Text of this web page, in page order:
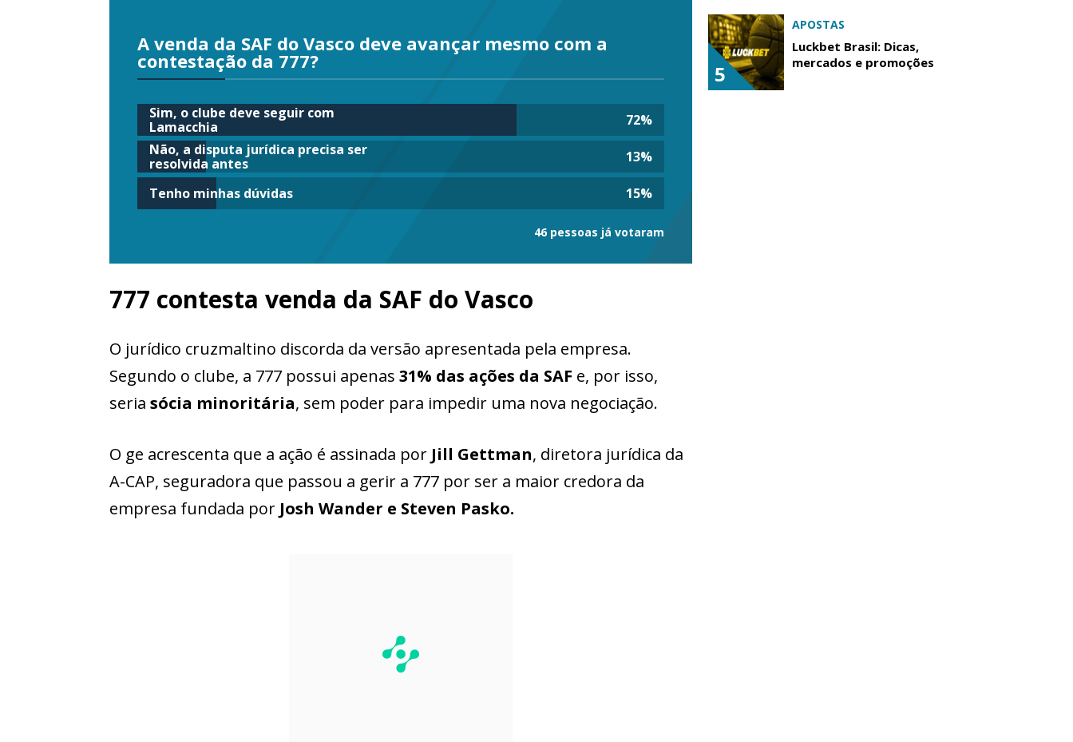
A venda da SAF do Vasco deve avançar mesmo com a
contestação da 777?
Sim, o clube deve seguir com
Lamacchia
72%
Não, a disputa jurídica precisa ser
resolvida antes
13%
Tenho minhas dúvidas 15%
46 pessoas já votaram
777 contesta venda da SAF do Vasco
O jurídico cruzmaltino discorda da versão apresentada pela empresa.
Segundo o clube, a 777 possui apenas 31% das ações da SAF e, por isso,
seria sócia minoritária, sem poder para impedir uma nova negociação.
O ge acrescenta que a ação é assinada por Jill Gettman, diretora jurídica da
A-CAP, seguradora que passou a gerir a 777 por ser a maior credora da
empresa fundada por Josh Wander e Steven Pasko.
5
APOSTAS
Luckbet Brasil: Dicas,
mercados e promoções